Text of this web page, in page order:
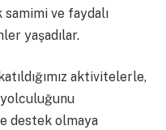
ve faydalı
yaşadılar.
aktivitelerle,
destek olmaya